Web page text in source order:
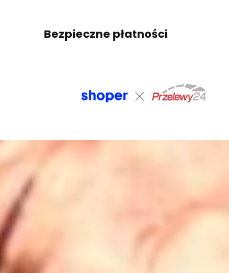
Bezpieczne płatności